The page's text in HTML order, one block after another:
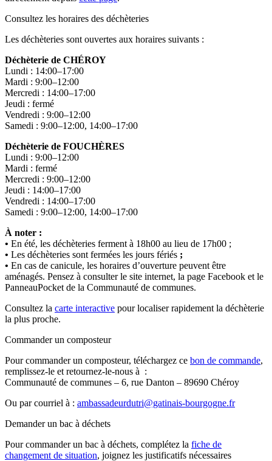
Consultez les horaires des déchèteries
Les déchèteries sont ouvertes aux horaires suivants :
Déchèterie de CHÉROY
Lundi : 14:00–17:00
Mardi : 9:00–12:00
Mercredi : 14:00–17:00
Jeudi : fermé
Vendredi : 9:00–12:00
Samedi : 9:00–12:00, 14:00–17:00
Déchèterie de FOUCHÈRES
Lundi : 9:00–12:00
Mardi : fermé
Mercredi : 9:00–12:00
Jeudi : 14:00–17:00
Vendredi : 14:00–17:00
Samedi : 9:00–12:00, 14:00–17:00
À noter :
• En été, les déchèteries ferment à 18h00 au lieu de 17h00 ;
• Les déchèteries sont fermées les jours fériés ;
• En cas de canicule, les horaires d’ouverture peuvent être
aménagés. Pensez à consulter le site internet, la page Facebook et le
PanneauPocket de la Communauté de communes.
Consultez la carte interactive pour localiser rapidement la déchèterie
la plus proche.
Commander un composteur
Pour commander un composteur, téléchargez ce bon de commande,
remplissez-le et retournez-le-nous à :
Communauté de communes – 6, rue Danton – 89690 Chéroy
Ou par courriel à : ambassadeurdutri@gatinais-bourgogne.fr
Demander un bac à déchets
Pour commander un bac à déchets, complétez la fiche de
changement de situation, joignez les justificatifs nécessaires